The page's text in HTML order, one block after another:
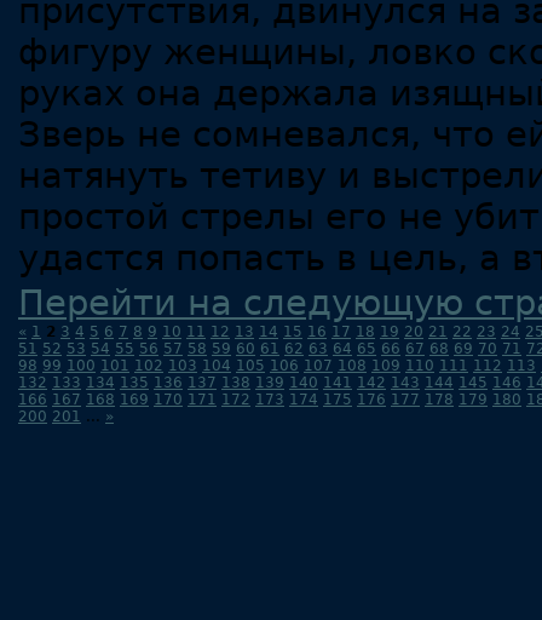
присутствия, двинулся на
фигуру женщины, ловко
руках она держала
Зверь не сомневался, что
натянуть тетиву и
простой стрелы его не
удастся попасть в цель, а
Перейти на следующую
« 1 2 3 4 5 6 7 8 9 10 11 12 13 14 15 16 17 18 19 20 21 22 23 24
51 52 53 54 55 56 57 58 59 60 61 62 63 64 65 66 67 68 69 70 71
98 99 100 101 102 103 104 105 106 107 108 109 110 111 112 113
132 133 134 135 136 137 138 139 140 141 142 143 144 145 146
166 167 168 169 170 171 172 173 174 175 176 177 178 179 180
200 201 ... »